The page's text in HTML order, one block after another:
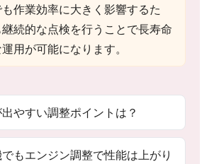
作業効率に大きく影響するた
続的な点検を行うことで長寿命
用が可能になります。
やすい調整ポイントは？
もエンジン調整で性能は上がり